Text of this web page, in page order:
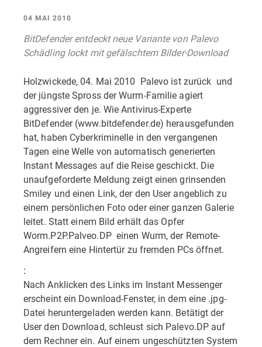
04 MAI 2010
BitDefender entdeckt neue Variante von Palevo 
Schädling lockt mit gefälschtem Bilder-Download
Holzwickede, 04. Mai 2010  Palevo ist zurück  und
der jüngste Spross der Wurm-Familie agiert
aggressiver den je. Wie Antivirus-Experte
BitDefender (www.bitdefender.de) herausgefunden
hat, haben Cyberkriminelle in den vergangenen
Tagen eine Welle von automatisch generierten
Instant Messages auf die Reise geschickt. Die
unaufgeforderte Meldung zeigt einen grinsenden
Smiley und einen Link, der den User angeblich zu
einem persönlichen Foto oder einer ganzen Galerie
leitet. Statt einem Bild erhält das Opfer
Worm.P2P.Palveo.DP  einen Wurm, der Remote-
Angreifern eine Hintertür zu fremden PCs öffnet.
:
Nach Anklicken des Links im Instant Messenger
erscheint ein Download-Fenster, in dem eine .jpg-
Datei heruntergeladen werden kann. Betätigt der
User den Download, schleust sich Palevo.DP auf
dem Rechner ein. Auf einem ungeschützten System